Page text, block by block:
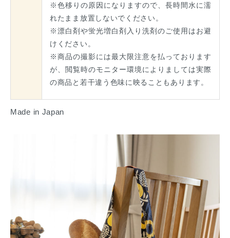
※色移りの原因になりますので、長時間水に濡
れたまま放置しないでください。
※漂白剤や蛍光増白剤入り洗剤のご使用はお避
けください。
※商品の撮影には最大限注意を払っております
が、閲覧時のモニター環境によりましては実際
の商品と若干違う色味に映ることもあります。
Made in Japan